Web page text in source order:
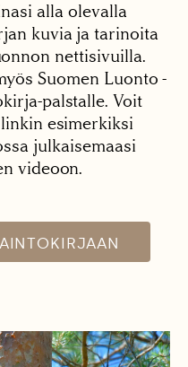
alla olevalla
kuvia ja tarinoita
nettisivuilla.
Suomen Luonto -
palstalle. Voit
esimerkiksi
julkaisemaasi
videoon.